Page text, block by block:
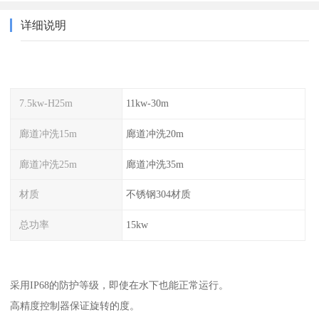
详细说明
7.5kw-H25m 11kw-30m
廊道冲洗15m 廊道冲洗20m
廊道冲洗25m 廊道冲洗35m
材质 不锈钢304材质
总功率 15kw
采用IP68的防护等级，即使在水下也能正常运行。
高精度控制器保证旋转的度。